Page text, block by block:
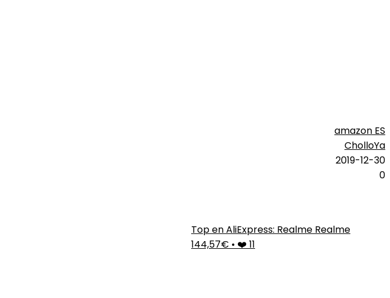
amazon ES
CholloYa
2019-12-30
0
Top en AliExpress: Realme Realme
144,57€ • ❤️ 11